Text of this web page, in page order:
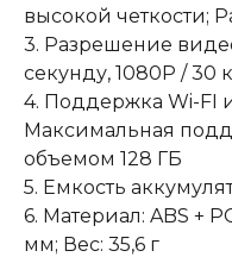
высокой четкости;
3. Разрешение
секунду, 1080P / 30
4. Поддержка Wi-FI
Максимальная
объемом 128 ГБ
5. Емкость
6. Материал: ABS +
мм; Вес: 35,6 г